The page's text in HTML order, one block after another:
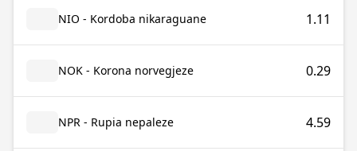
NIO - Kordoba nikaraguane 1.11
NOK - Korona norvegjeze 0.29
NPR - Rupia nepaleze 4.59